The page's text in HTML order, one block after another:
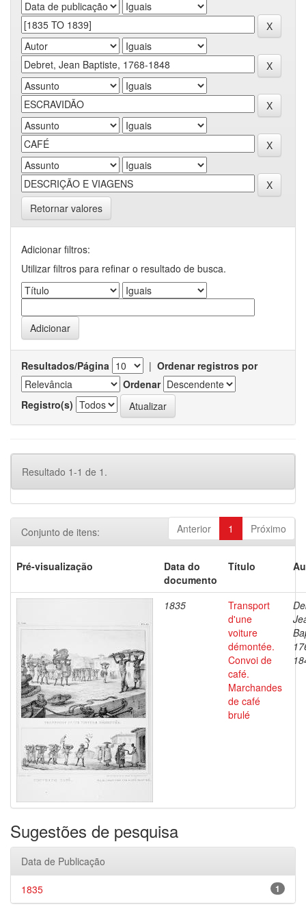
Retornar valores
Adicionar filtros:
Utilizar filtros para refinar o resultado de busca.
Resultados/Página | Ordenar registros por
Ordenar
Registro(s)
Resultado 1-1 de 1.
Anterior 1 Próximo
Conjunto de itens:
Pré-visualização
Data do
documento
Título
1835
Transport
d'une
voiture
démontée.
Convoi de
café.
Marchandes
de café
brulé
Sugestões de pesquisa
Data de Publicação
1
1835